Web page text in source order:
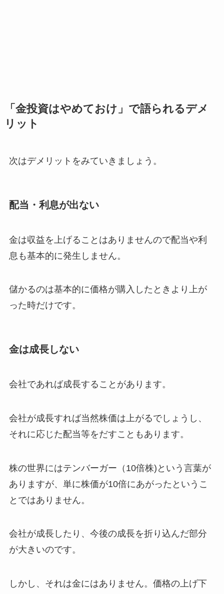
「金投資はやめておけ」で語られるデメ
リット
次はデメリットをみていきましょう。
配当・利息が出ない
金は収益を上げることはありませんので配当や利
息も基本的に発生しません。
儲かるのは基本的に価格が購入したときより上が
った時だけです。
金は成長しない
会社であれば成長することがあります。
会社が成長すれば当然株価は上がるでしょうし、
それに応じた配当等をだすこともあります。
株の世界にはテンバーガー（10倍株)という言葉が
ありますが、単に株価が10倍にあがったというこ
とではありません。
会社が成長したり、今後の成長を折り込んだ部分
が大きいのです。
しかし、それは金にはありません。価格の上げ下